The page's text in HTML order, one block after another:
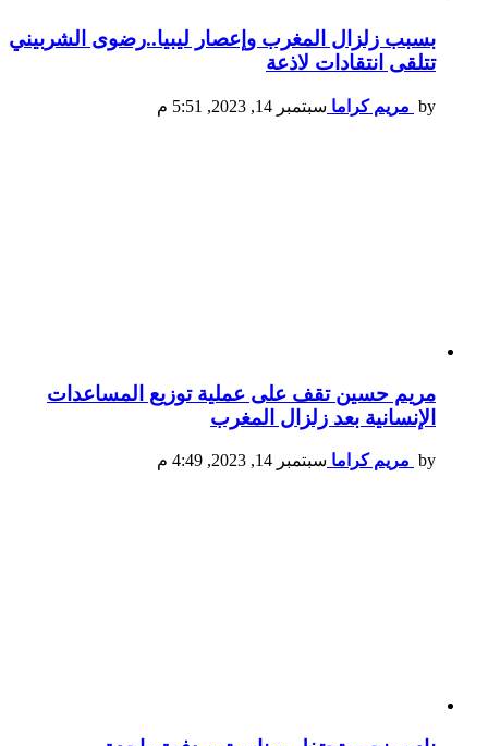
بسبب زلزال المغرب وإعصار ليبيا..رضوى الشربيني
تتلقى انتقادات لاذعة
by مريم كراما سبتمبر 14, 2023, 5:51 م
مريم حسين تقف على عملية توزيع المساعدات
الإنسانية بعد زلزال المغرب
by مريم كراما سبتمبر 14, 2023, 4:49 م